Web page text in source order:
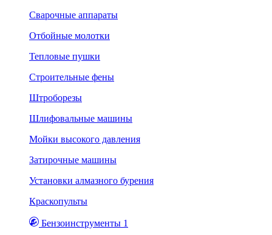
Сварочные аппараты
Отбойные молотки
Тепловые пушки
Строительные фены
Штроборезы
Шлифовальные машины
Мойки высокого давления
Затирочные машины
Установки алмазного бурения
Краскопульты
Бензоинструменты 1